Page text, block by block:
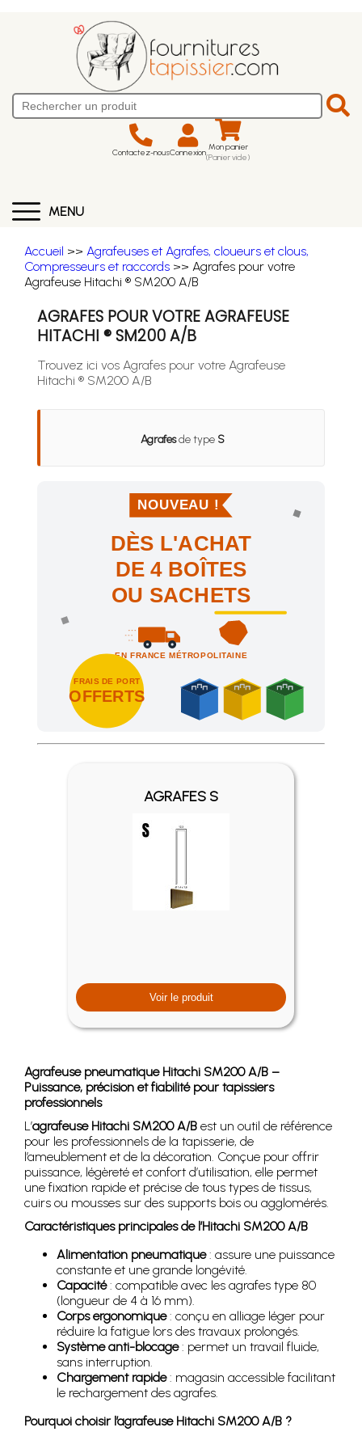
Contactez-nousConnexion Mon panier
(Panier vide)
MENU
Accueil >> Agrafeuses et Agrafes, cloueurs et clous,
Compresseurs et raccords >> Agrafes pour votre
Agrafeuse Hitachi ® SM200 A/B
AGRAFES POUR VOTRE AGRAFEUSE
HITACHI ® SM200 A/B
Trouvez ici vos Agrafes pour votre Agrafeuse
Hitachi ® SM200 A/B
Agrafesde type S
NOUVEAU !
DÈS L'ACHAT
DE 4 BOÎTES
OU SACHETS
EN FRANCE MÉTROPOLITAINE
FRAIS DE PORT
OFFERTS
Achetez 4 sachets ou boîtes d'agrafes ou de pointes et
AGRAFES S
Voir le produit
Agrafeuse pneumatique Hitachi SM200 A/B –
Puissance, précision et fiabilité pour tapissiers
professionnels
L’agrafeuse Hitachi SM200 A/B est un outil de référence
pour les professionnels de la tapisserie, de
l’ameublement et de la décoration. Conçue pour offrir
puissance, légèreté et confort d’utilisation, elle permet
une fixation rapide et précise de tous types de tissus,
cuirs ou mousses sur des supports bois ou agglomérés.
Caractéristiques principales de l’Hitachi SM200 A/B
Alimentation pneumatique: assure une puissance
constante et une grande longévité.
Capacité: compatible avec les agrafes type 80
(longueur de 4 à 16 mm).
Corps ergonomique: conçu en alliage léger pour
réduire la fatigue lors des travaux prolongés.
Système anti-blocage: permet un travail fluide,
sans interruption.
Chargement rapide: magasin accessible facilitant
le rechargement des agrafes.
Pourquoi choisir l’agrafeuse Hitachi SM200 A/B ?